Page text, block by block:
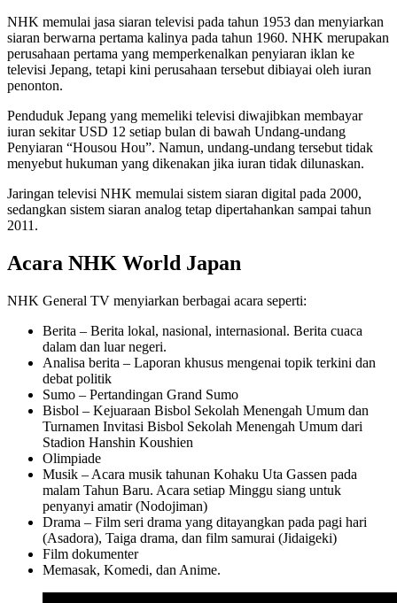
NHK memulai jasa siaran televisi pada tahun 1953 dan menyiarkan
siaran berwarna pertama kalinya pada tahun 1960. NHK merupakan
perusahaan pertama yang memperkenalkan penyiaran iklan ke
televisi Jepang, tetapi kini perusahaan tersebut dibiayai oleh iuran
penonton.
Penduduk Jepang yang memeliki televisi diwajibkan membayar
iuran sekitar USD 12 setiap bulan di bawah Undang-undang
Penyiaran “Housou Hou”. Namun, undang-undang tersebut tidak
menyebut hukuman yang dikenakan jika iuran tidak dilunaskan.
Jaringan televisi NHK memulai sistem siaran digital pada 2000,
sedangkan sistem siaran analog tetap dipertahankan sampai tahun
2011.
Acara NHK World Japan
NHK General TV menyiarkan berbagai acara seperti:
Berita – Berita lokal, nasional, internasional. Berita cuaca
dalam dan luar negeri.
Analisa berita – Laporan khusus mengenai topik terkini dan
debat politik
Sumo – Pertandingan Grand Sumo
Bisbol – Kejuaraan Bisbol Sekolah Menengah Umum dan
Turnamen Invitasi Bisbol Sekolah Menengah Umum dari
Stadion Hanshin Koushien
Olimpiade
Musik – Acara musik tahunan Kohaku Uta Gassen pada
malam Tahun Baru. Acara setiap Minggu siang untuk
penyanyi amatir (Nodojiman)
Drama – Film seri drama yang ditayangkan pada pagi hari
(Asadora), Taiga drama, dan film samurai (Jidaigeki)
Film dokumenter
Memasak, Komedi, dan Anime.